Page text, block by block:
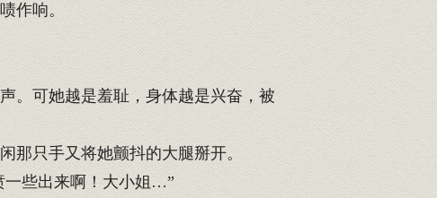
作响。
。可她越是羞耻，身体越是兴奋，被
只手又将她颤抖的大腿掰开。
些出来啊！大小姐…”